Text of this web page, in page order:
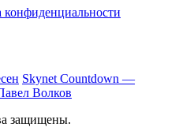
Skynet Countdown —
Волков
защищены.